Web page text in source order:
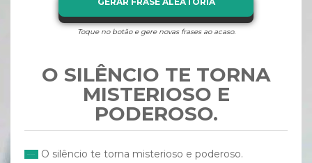
Toque no botão e gere novas frases ao acaso.
O SILÊNCIO TE TORNA
MISTERIOSO E
PODEROSO.
O silêncio te torna misterioso e poderoso.